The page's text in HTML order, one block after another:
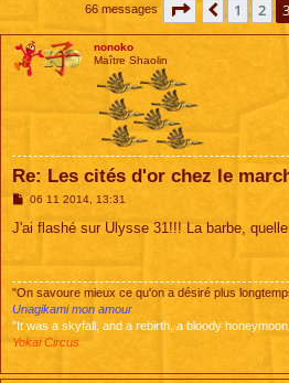
66 messages Page sur7
1 2 3
nonoko
Maître Shaolin
Re: Les cités d'or chez le
M
s
06 11 2014, 13:31
J'ai flashé sur Ulysse 31!!! La barbe,
"On savoure mieux ce qu'on a désiré plus
Unagikami mon amour
"It was a skyfall, and a rebirth, a bloody
Yokai Circus